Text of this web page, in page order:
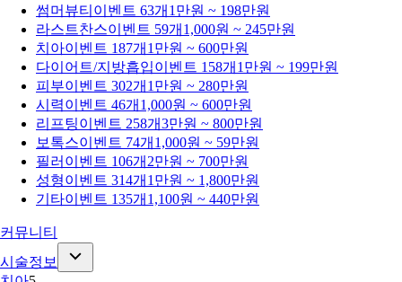
썸머뷰티 이벤트 63개 1만원 ~ 198만원
라스트찬스이벤트 59개 1,000원 ~ 245만원
치아이벤트 187개 1만원 ~ 600만원
다이어트/지방흡입이벤트 158개 1만원 ~ 199만원
피부이벤트 302개 1만원 ~ 280만원
시력이벤트 46개 1,000원 ~ 600만원
리프팅이벤트 258개3만원 ~ 800만원
보톡스이벤트 74개 1,000원 ~ 59만원
필러 이벤트 106개 2만원 ~ 700만원
성형이벤트 314개 1만원 ~ 1,800만원
기타이벤트 135개 1,100원 ~ 440만원
커뮤니티
시술정보